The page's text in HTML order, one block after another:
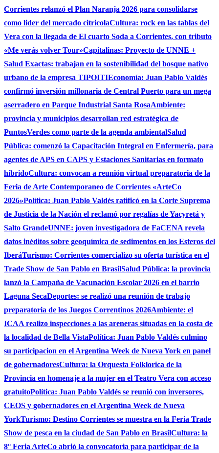
Corrientes relanzó el Plan Naranja 2026 para consolidarse
como lider del mercado citricolaCultura: rock en las tablas del
Vera con la llegada de El cuarto Soda a Corrientes, con tributo
«Me verás volver Tour»Capitalinas: Proyecto de UNNE +
Salud Exactas: trabajan en la sostenibilidad del bosque nativo
urbano de la empresa TIPOITIEconomía: Juan Pablo Valdés
confirmó inversión millonaria de Central Puerto para un mega
aserradero en Parque Industrial Santa RosaAmbiente:
provincia y municipios desarrollan red estratégica de
PuntosVerdes como parte de la agenda ambientalSalud
Pública: comenzó la Capacitación Integral en Enfermería, para
agentes de APS en CAPS y Estaciones Sanitarias en formato
hibridoCultura: convocan a reunión virtual preparatoria de la
Feria de Arte Contemporaneo de Corrientes «ArteCo
2026»Política: Juan Pablo Valdés ratificó en la Corte Suprema
de Justicia de la Nación el reclamó por regalías de Yacyretá y
Salto GrandeUNNE: joven investigadora de FaCENA revela
datos inéditos sobre geoquímica de sedimentos en los Esteros del
IberáTurismo: Corrientes comercializo su oferta turística en el
Trade Show de San Pablo en BrasilSalud Pública: la provincia
lanzó la Campaña de Vacunación Escolar 2026 en el barrio
Laguna SecaDeportes: se realizó una reunión de trabajo
preparatoria de los Juegos Correntinos 2026Ambiente: el
ICAA realizo inspecciones a las areneras situadas en la costa de
la localidad de Bella VistaPolítica: Juan Pablo Valdés culmino
su participacion en el Argentina Week de Nueva York en panel
de gobernadoresCultura: la Orquesta Folklorica de la
Provincia en homenaje a la mujer en el Teatro Vera con acceso
gratuitoPolítica: Juan Pablo Valdés se reunió con inversores,
CEOS y gobernadores en el Argentina Week de Nueva
YorkTurismo: Destino Corrientes se muestra en la Feria Trade
Show de pesca en la ciudad de San Pablo en BrasilCultura: la
8° Feria ArteCo abrió la convocatoria para participar de la